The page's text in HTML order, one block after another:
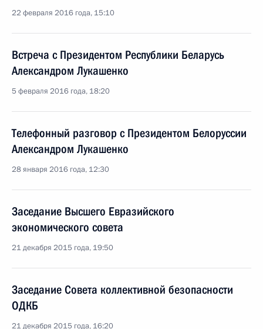
22 февраля 2016 года, 15:10
Встреча с Президентом Республики Беларусь
Александром Лукашенко
5 февраля 2016 года, 18:20
Телефонный разговор с Президентом Белоруссии
Александром Лукашенко
28 января 2016 года, 12:30
Заседание Высшего Евразийского
экономического совета
21 декабря 2015 года, 19:50
Заседание Совета коллективной безопасности
ОДКБ
21 декабря 2015 года, 16:20